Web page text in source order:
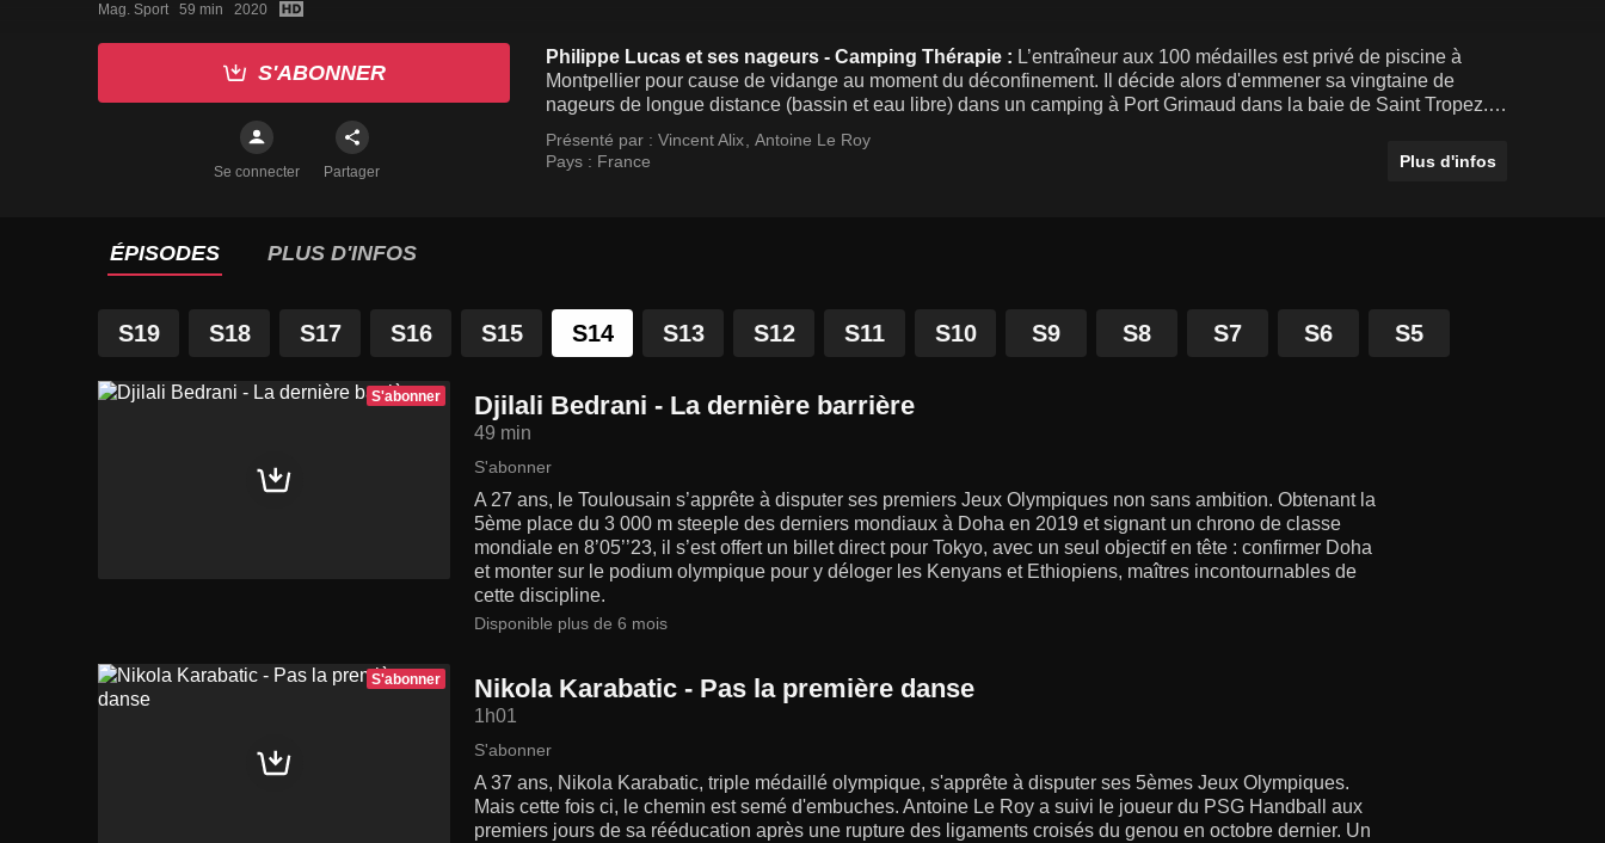
Mag. Sport   59 min   2020
S'ABONNER
Se connecter Partager
Philippe Lucas et ses nageurs - Camping Thérapie : L’entraîneur aux 100 médailles est privé de piscine à
Montpellier pour cause de vidange au moment du déconfinement. Il décide alors d'emmener sa vingtaine de
nageurs de longue distance (bassin et eau libre) dans un camping à Port Grimaud dans la baie de Saint Tropez.
puisse relancer ses nageurs frustrés de ne pas avoir nagé pedant 2 mois
Présenté par : Vincent Alix Antoine Le Roy
Pays : France Plus d'infos
ÉPISODES PLUS D'INFOS
S19 S18 S17 S16 S15 S14 S13 S12 S11 S10 S9 S8 S7 S6 S5
S'abonner Djilali Bedrani - La dernière barrière
49 min
S'abonner
A 27 ans, le Toulousain s’apprête à disputer ses premiers Jeux Olympiques non sans ambition. Obtenant la
5ème place du 3 000 m steeple des derniers mondiaux à Doha en 2019 et signant un chrono de classe
mondiale en 8’05’’23, il s’est offert un billet direct pour Tokyo, avec un seul objectif en tête : confirmer Doha
et monter sur le podium olympique pour y déloger les Kenyans et Ethiopiens, maîtres incontournables de
cette discipline.
Disponible plus de 6 mois
S'abonner Nikola Karabatic - Pas la première danse
1h01
S'abonner
A 37 ans, Nikola Karabatic, triple médaillé olympique, s'apprête à disputer ses 5èmes Jeux Olympiques.
Mais cette fois ci, le chemin est semé d'embuches. Antoine Le Roy a suivi le joueur du PSG Handball aux
premiers jours de sa rééducation après une rupture des ligaments croisés du genou en octobre dernier. Un